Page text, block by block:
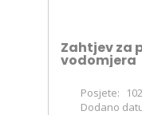
Zahtjev za
vodomjera
Posjete:
102
Dodano